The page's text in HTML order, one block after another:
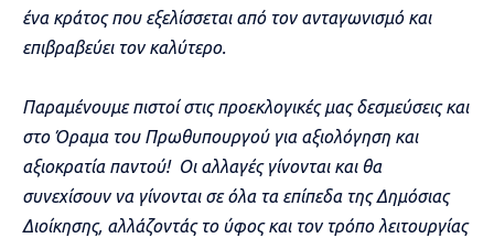
ένα κράτος που εξελίσσεται από τον ανταγωνισμό και
επιβραβεύει τον καλύτερο.
Παραμένουμε πιστοί στις προεκλογικές μας δεσμεύσεις και
στο Όραμα του Πρωθυπουργού για αξιολόγηση και
αξιοκρατία παντού! Οι αλλαγές γίνονται και θα
συνεχίσουν να γίνονται σε όλα τα επίπεδα της Δημόσιας
Διοίκησης, αλλάζοντάς το ύφος και τον τρόπο λειτουργίας